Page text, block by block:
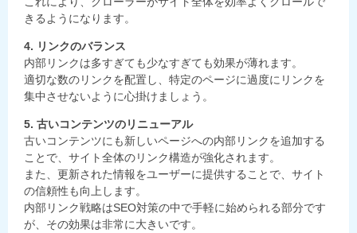
きるようになります。
4. リンクのバランス
内部リンクは多すぎても少なすぎても効果が薄れます。
適切な数のリンクを配置し、特定のページに過度にリンクを
集中させないように心掛けましょう。
5. 古いコンテンツのリニューアル
古いコンテンツにも新しいページへの内部リンクを追加する
ことで、サイト全体のリンク構造が強化されます。
また、更新された情報をユーザーに提供することで、サイト
の信頼性も向上します。
内部リンク戦略はSEO対策の中で手軽に始められる部分です
が、その効果は非常に大きいです。